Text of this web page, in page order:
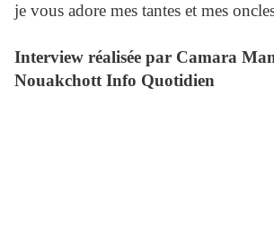
je vous adore mes tantes et mes
Interview réalisée par Camara
Nouakchott Info Quotidien